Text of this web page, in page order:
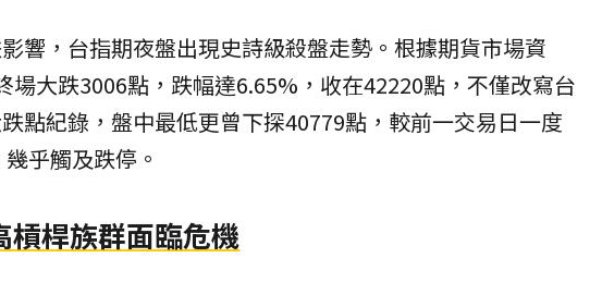
響，台指期夜盤出現史詩級殺盤走勢。根據期貨市場資
場大跌3006點，跌幅達6.65%，收在42220點，不僅改寫台
點紀錄，盤中最低更曾下探40779點，較前一交易日一度
乎觸及跌停。
槓桿族群面臨危機